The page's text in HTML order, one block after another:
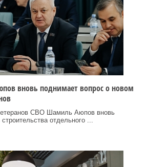
вновь поднимает вопрос о новом
СВО Шамиль Аюпов вновь
отдельного ...